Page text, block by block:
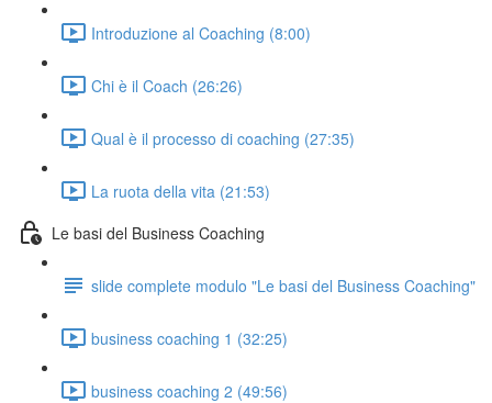
Introduzione al Coaching (8:00)
Chi è il Coach (26:26)
Qual è il processo di coaching (27:35)
La ruota della vita (21:53)
Le basi del Business Coaching
slide complete modulo "Le basi del Business Coaching"
business coaching 1 (32:25)
business coaching 2 (49:56)